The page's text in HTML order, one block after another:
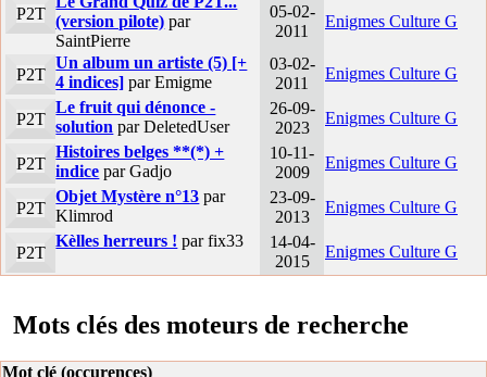
P2T (version pilote) par
SaintPierre
05-02-
2011
Enigmes Culture G
P2T
Un album un artiste (5) [+
4 indices] par Emigme
03-02-
2011
Enigmes Culture G
P2T
Le fruit qui dénonce -
solution par DeletedUser
26-09-
2023
Enigmes Culture G
P2T
Histoires belges **(*) +
indice par Gadjo
10-11-
2009
Enigmes Culture G
P2T
Objet Mystère n°13 par
Klimrod
23-09-
2013
Enigmes Culture G
P2T
Kèlles herreurs ! par fix33
14-04-
2015
Enigmes Culture G
Mots clés des moteurs de recherche
Mot clé (occurences)